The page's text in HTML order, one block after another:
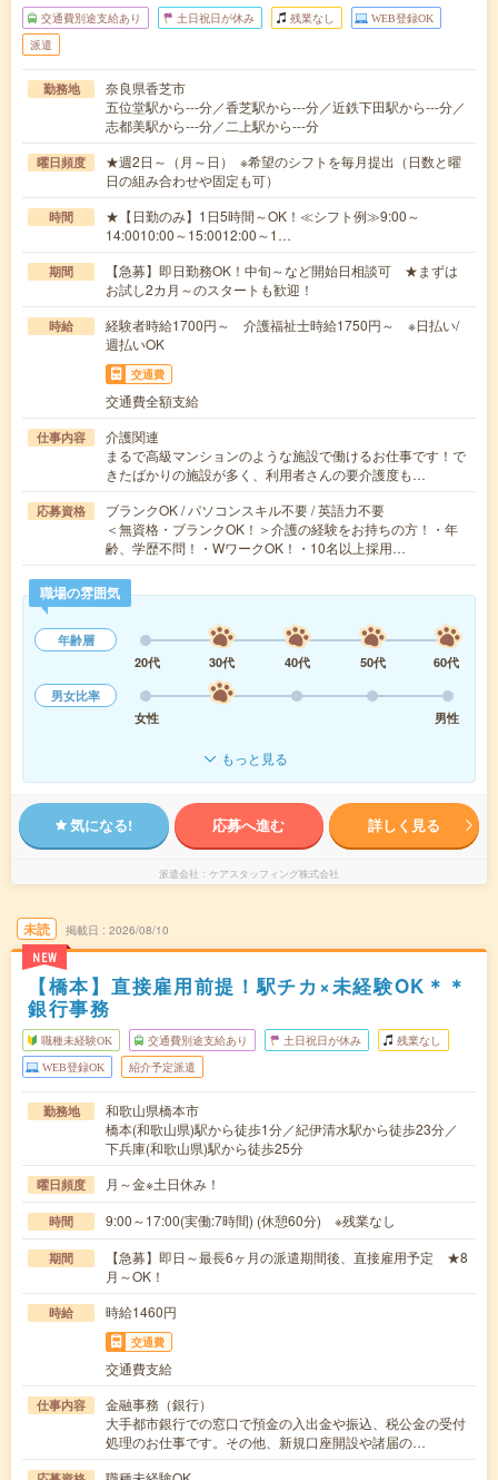
交通費別途支給あり 土日祝日が休み 残業なし WEB登録OK
派遣
勤務地
奈良県香芝市
五位堂駅から---分／香芝駅から---分／近鉄下田駅から---分／
志都美駅から---分／二上駅から---分
曜日頻度
★週2日～（月～日） ※希望のシフトを毎月提出（日数と曜
日の組み合わせや固定も可）
時間
★【日勤のみ】1日5時間～OK！≪シフト例≫9:00～
14:0010:00～15:0012:00～1…
期間
【急募】即日勤務OK！中旬～など開始日相談可 ★まずは
お試し2カ月～のスタートも歓迎！
時給
経験者時給1700円～ 介護福祉士時給1750円～ ※日払い/
週払いOK
交通費
交通費全額支給
仕事内容
介護関連
まるで高級マンションのような施設で働けるお仕事です！で
きたばかりの施設が多く、利用者さんの要介護度も…
応募資格
ブランクOK / パソコンスキル不要 / 英語力不要
＜無資格・ブランクOK！＞介護の経験をお持ちの方！・年
齢、学歴不問！・WワークOK！・10名以上採用…
職場の雰囲気
年齢層
20代
30代 40代 50代
60代
男女比率
女性
男性
もっと見る
気になる! 応募へ進む 詳しく見る
派遣会社 ケアスタッフィング株式会社
未読
NEW
掲載日 2026/08/10
【橋本】直接雇用前提！駅チカ×未経験OK＊＊
銀行事務
職種未経験OK 交通費別途支給あり 土日祝日が休み 残業なし
WEB登録OK 紹介予定派遣
勤務地
和歌山県橋本市
橋本(和歌山県)駅から徒歩1分／紀伊清水駅から徒歩23分／
下兵庫(和歌山県)駅から徒歩25分
曜日頻度 月～金※土日休み！
時間 9:00～17:00(実働:7時間) (休憩60分) ※残業なし
期間
【急募】即日～最長6ヶ月の派遣期間後、直接雇用予定 ★8
月～OK！
時給 時給1460円
交通費
交通費支給
仕事内容
金融事務（銀行）
大手都市銀行での窓口で預金の入出金や振込、税公金の受付
処理のお仕事です。その他、新規口座開設や諸届の…